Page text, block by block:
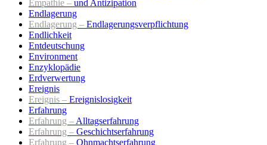
Empathie – und Antizipation
Endlagerung
Endlagerung – Endlagerungsverpflichtung
Endlichkeit
Entdeutschung
Environment
Enzyklopädie
Erdverwertung
Ereignis
Ereignis – Ereignislosigkeit
Erfahrung
Erfahrung – Alltagserfahrung
Erfahrung – Geschichtserfahrung
Erfahrung – Ohnmachtserfahrung